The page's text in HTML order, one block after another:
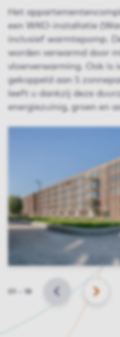
Het
een WKO-installatie
inclusief warmtepomp.
worden verwarmd door
vloerverwarming. Ook is
gekoppeld aan 5
leeft u dankzij deze
energiezuinig, groen en
Slide
VORIGE